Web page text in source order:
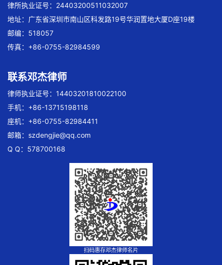
律所执业证号：24403200511032007
地址：广东省深圳市南山区科发路19号华润置地大厦D座19楼
邮编：518057
传真：+86-0755-82984599
联系邓杰律师
律师执业证号：14403201810022100
手机：+86-13715198118
座机：+86-0755-82984411
邮箱： szdengjie@qq.com
Q Q：578700168
扫码惠存邓杰律师名片